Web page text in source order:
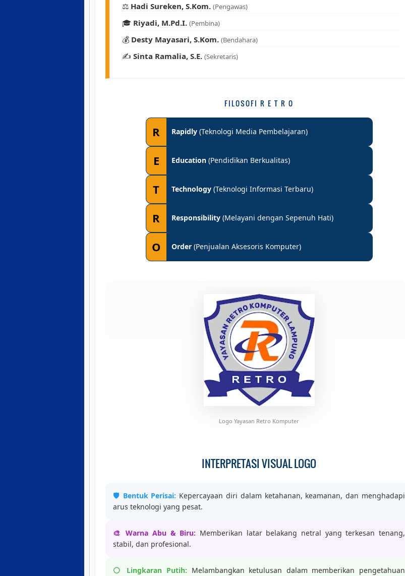
⚖️ Hadi Sureken, S.Kom. (Pengawas)
🎓 Riyadi, M.Pd.I. (Pembina)
💰 Desty Mayasari, S.Kom. (Bendahara)
✍️ Sinta Ramalia, S.E. (Sekretaris)
FILOSOFI R E T R O
R Rapidly(Teknologi Media Pembelajaran)
E Education(Pendidikan Berkualitas)
T Technology(Teknologi Informasi Terbaru)
R Responsibility(Melayani dengan Sepenuh Hati)
O Order(Penjualan Aksesoris Komputer)
Logo Yayasan Retro Komputer
INTERPRETASI VISUAL LOGO
🛡️ Bentuk Perisai: Kepercayaan diri dalam ketahanan, keamanan, dan menghadapi
arus teknologi yang pesat.
🎨 Warna Abu & Biru: Memberikan latar belakang netral yang terkesan tenang,
stabil, dan profesional.
⚪ Lingkaran Putih: Melambangkan ketulusan dalam memberikan pengetahuan